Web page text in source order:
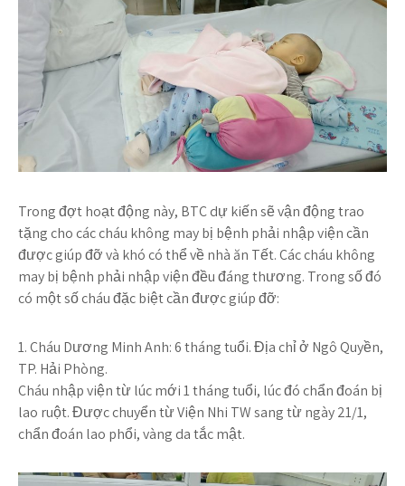
Trong đợt hoạt động này, BTC dự kiến sẽ vận động trao
tặng cho các cháu không may bị bệnh phải nhập viện cần
được giúp đỡ và khó có thể về nhà ăn Tết. Các cháu không
may bị bệnh phải nhập viện đều đáng thương. Trong số đó
có một số cháu đặc biệt cần được giúp đỡ:
1. Cháu Dương Minh Anh:6 tháng tuổi. Địa chỉ ở Ngô Quyền,
TP. Hải Phòng.
Cháu nhập viện từ lúc mới 1 tháng tuổi, lúc đó chẩn đoán bị
lao ruột. Được chuyển từ Viện Nhi TW sang từ ngày 21/1,
chẩn đoán lao phổi, vàng da tắc mật.